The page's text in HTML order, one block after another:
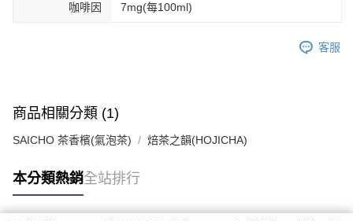
咖啡因 7mg(每100ml)
客服
商品相關分類 (1)
SAICHO 茶香檳(氣泡茶) 焙茶之韻(HOJICHA)
本分類熱銷全站排行